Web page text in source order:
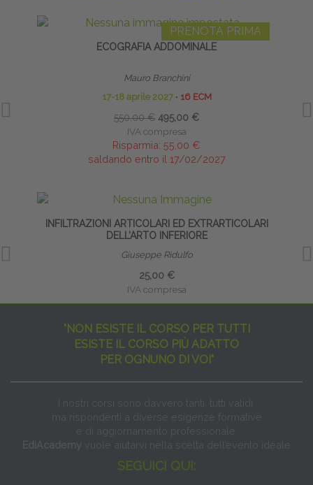
PRENOTA PRIMA
ECOGRAFIA ADDOMINALE
Mauro Branchini
17-18 aprile 2027 ∙ 16 ECM
550,00 € 495,00 €
IVA compresa
Risparmia: 55,00 €
saldando entro il 17/02/2027
INFILTRAZIONI ARTICOLARI ED EXTRARTICOLARI
DELL’ARTO INFERIORE
Giuseppe Ridulfo
25,00 €
IVA compresa
"NON ESISTE IL CORSO PER TUTTI
ESISTE IL CORSO PIÙ ADATTO
PER OGNUNO DI VOI"
I nostri corsi sono davvero tanti, tutti validi
ma rispondenti a diverse esigenze formative
e di aggiornamento professionale.
EdiAcademy vuole aiutarvi nella scelta dell’evento ideale
SEGUICI QUI: